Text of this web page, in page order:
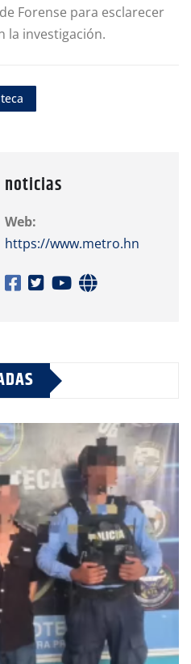
Forense para esclarecer
la investigación.
noticias
Web:
https://www.metro.hn